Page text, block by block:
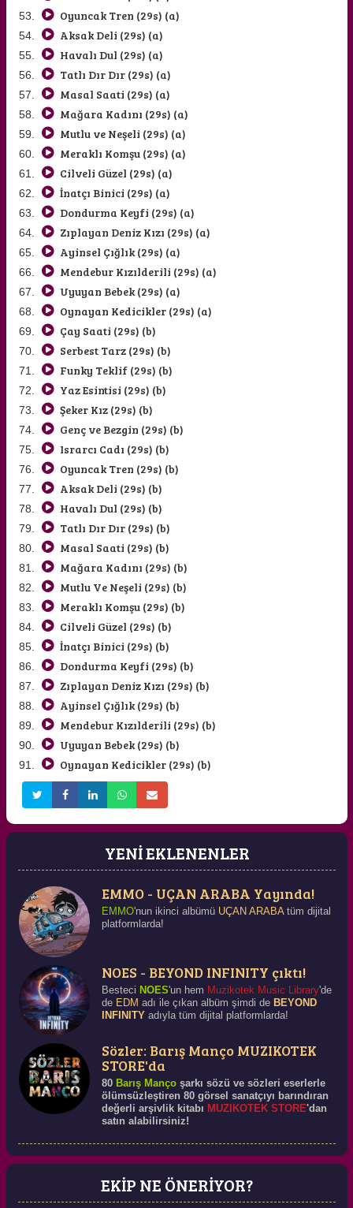
Oyuncak Tren (29s) (a)
Aksak Deli (29s) (a)
Havalı Dul (29s) (a)
Tatlı Dır Dır (29s) (a)
Masal Saati (29s) (a)
Mağara Kadını (29s) (a)
Mutlu ve Neşeli (29s) (a)
Meraklı Komşu (29s) (a)
Cilveli Güzel (29s) (a)
İnatçı Binici (29s) (a)
Dondurma Keyfi (29s) (a)
Zıplayan Deniz Kızı (29s) (a)
Ayinsel Çığlık (29s) (a)
Mendebur Kızılderili (29s) (a)
Uyuyan Bebek (29s) (a)
Oynayan Kedicikler (29s) (a)
Çay Saati (29s) (b)
Serbest Tarz (29s) (b)
Funky Teklif (29s) (b)
Yaz Esintisi (29s) (b)
Şeker Kız (29s) (b)
Genç ve Bezgin (29s) (b)
Israrcı Cadı (29s) (b)
Oyuncak Tren (29s) (b)
Aksak Deli (29s) (b)
Havalı Dul (29s) (b)
Tatlı Dır Dır (29s) (b)
Masal Saati (29s) (b)
Mağara Kadını (29s) (b)
Mutlu Ve Neşeli (29s) (b)
Meraklı Komşu (29s) (b)
Cilveli Güzel (29s) (b)
İnatçı Binici (29s) (b)
Dondurma Keyfi (29s) (b)
Zıplayan Deniz Kızı (29s) (b)
Ayinsel Çığlık (29s) (b)
Mendebur Kızılderili (29s) (b)
Uyuyan Bebek (29s) (b)
Oynayan Kedicikler (29s) (b)
YENİ EKLENENLER
EMMO - UÇAN ARABA Yayında!
EMMO'nun ikinci albümü UÇAN ARABAtüm dijital
platformlarda!
NOES - BEYOND INFINITY çıktı!
Besteci NOES'un hem Muzikotek Music Library'de
de EDM adı ile çıkan albüm şimdi de BEYOND
INFINITYadıyla tüm dijital platformlarda!
Sözler: Barış Manço MUZIKOTEK
STORE'da
80 Barış Mançoşarkı sözü ve sözleri eserlerle
ölümsüzleştiren 80 görsel sanatçıyı barındıran
değerli arşivlik kitabı MUZIKOTEK STORE'dan
satın alabilirsiniz!
EKİP NE ÖNERİYOR?